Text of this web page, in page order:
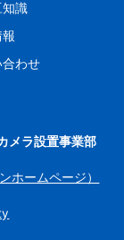
知識
合わせ
メラ設置事業部
ホームページ）